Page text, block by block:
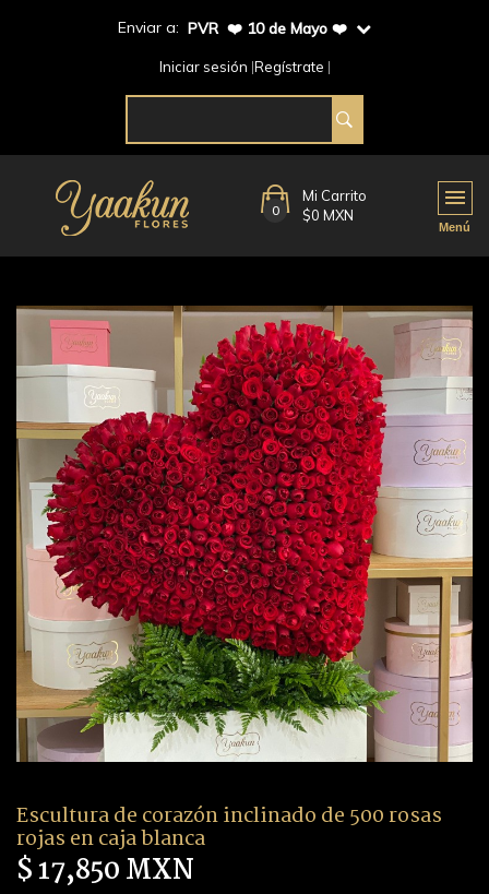
Enviar a: PVR ❤️ 10 de Mayo ❤️
Iniciar sesión Regístrate
0
Mi Carrito
$0 MXN
Escultura de corazón inclinado de 500 rosas
rojas en caja blanca
$ 17,850 MXN